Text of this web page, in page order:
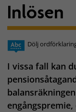
Inlösen
Dölj
I vissa fall kan